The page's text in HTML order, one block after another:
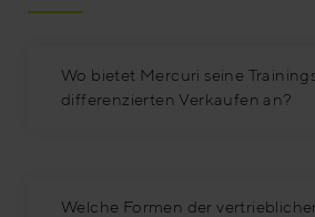
Wo bietet Mercuri seine
differenzierten Verkaufen an?
Welche Formen der